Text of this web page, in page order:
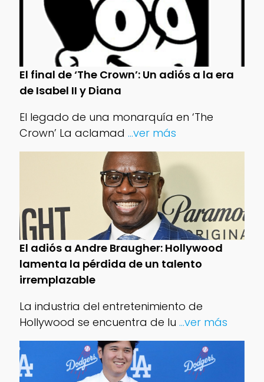
El final de ‘The Crown’: Un adiós a la era
de Isabel II y Diana
El legado de una monarquía en ‘The
Crown’ La aclamad ...ver más
El adiós a Andre Braugher: Hollywood
lamenta la pérdida de un talento
irremplazable
La industria del entretenimiento de
Hollywood se encuentra de lu ...ver más